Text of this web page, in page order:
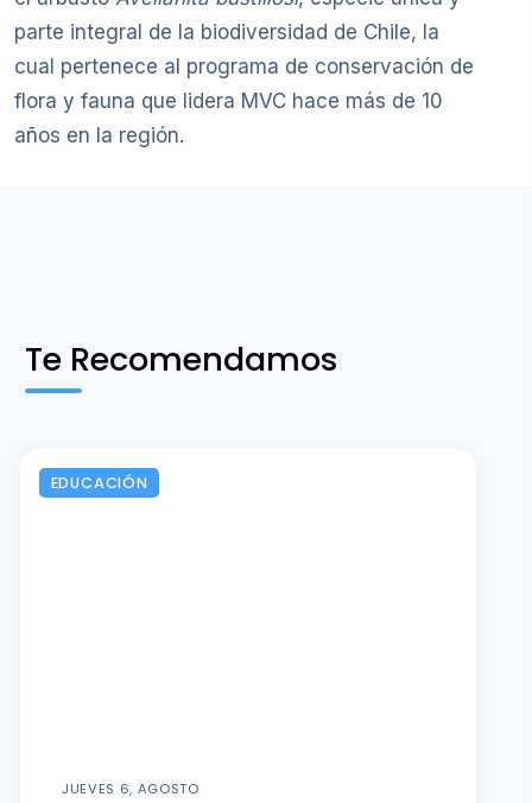
parte integral de la biodiversidad de Chile, la
cual pertenece al programa de conservación de
flora y fauna que lidera MVC hace más de 10
años en la región.
Te Recomendamos
EDUCACIÓN
JUEVES 6, AGOSTO